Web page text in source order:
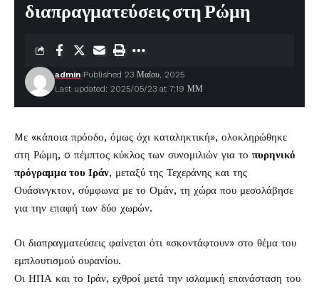
διαπραγματεύσεις στη Ρώμη
Last updated: 2025/05/23 at 7:19 ΜΜ
admin Published 23 Μαΐου, 2025
Mε «κάποια πρόοδο, όμως όχι καταληκτική», ολοκληρώθηκε
στη Ρώμη, o πέμπτος κύκλος των συνομιλιών για το πυρηνικό
πρόγραμμα του Ιράν, μεταξύ της Τεχεράνης και της
Ουάσινγκτον, σύμφωνα με το Ομάν, τη χώρα που μεσολάβησε
για την επαφή των δύο χωρών.
Οι διαπραγματεύσεις φαίνεται ότι «σκοντάφτουν» στο θέμα του
εμπλουτισμού ουρανίου.
Οι ΗΠΑ και το Ιράν, εχθροί μετά την ισλαμική επανάσταση του